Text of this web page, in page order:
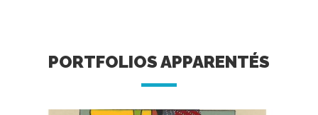
PORTFOLIOS APPARENTÉS